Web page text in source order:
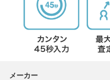
メーカー